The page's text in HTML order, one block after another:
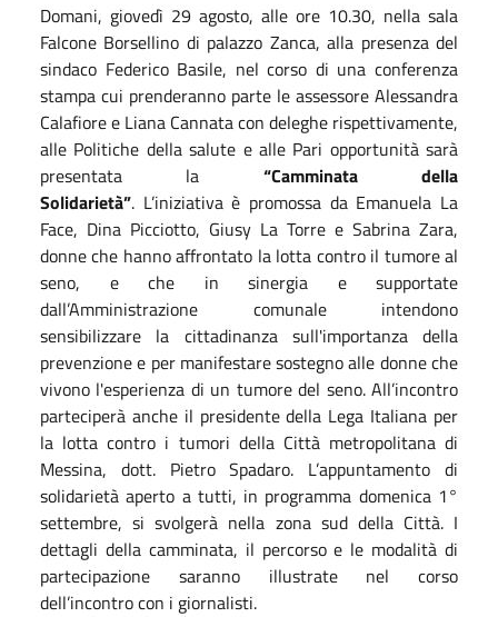
Domani, giovedì 29 agosto, alle ore 10.30, nella sala
Falcone Borsellino di palazzo Zanca, alla presenza del
sindaco Federico Basile, nel corso di una conferenza
stampa cui prenderanno parte le assessore Alessandra
Calafiore e Liana Cannata con deleghe rispettivamente,
alle Politiche della salute e alle Pari opportunità sarà
presentata la “Camminata della
Solidarietà”. L’iniziativa è promossa da Emanuela La
Face, Dina Picciotto, Giusy La Torre e Sabrina Zara,
donne che hanno affrontato la lotta contro il tumore al
seno, e che in sinergia e supportate
dall’Amministrazione comunale intendono
sensibilizzare la cittadinanza sull'importanza della
prevenzione e per manifestare sostegno alle donne che
vivono l'esperienza di un tumore del seno. All’incontro
parteciperà anche il presidente della Lega Italiana per
la lotta contro i tumori della Città metropolitana di
Messina, dott. Pietro Spadaro. L’appuntamento di
solidarietà aperto a tutti, in programma domenica 1°
settembre, si svolgerà nella zona sud della Città. I
dettagli della camminata, il percorso e le modalità di
partecipazione saranno illustrate nel corso
dell’incontro con i giornalisti.